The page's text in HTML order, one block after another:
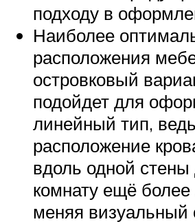
подходу в
Наиболее
расположения
островковый
подойдет для
линейный тип, ведь
расположение
вдоль одной стены
комнату ещё
меняя визуальный